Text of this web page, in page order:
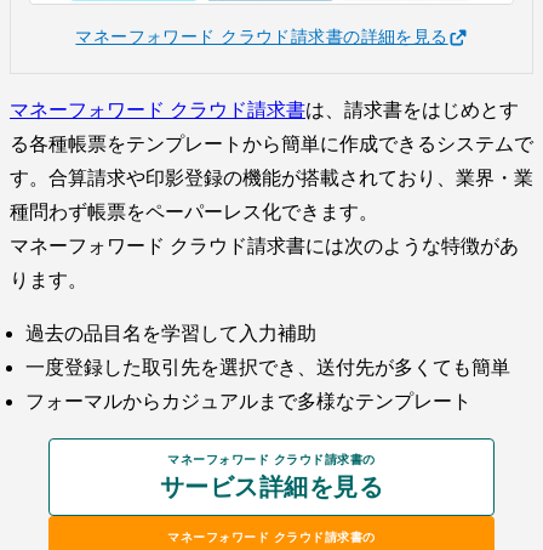
マネーフォワード クラウド請求書の詳細を見る
マネーフォワード クラウド請求書は、請求書をはじめとす
る各種帳票をテンプレートから簡単に作成できるシステムで
す。合算請求や印影登録の機能が搭載されており、業界・業
種問わず帳票をペーパーレス化できます。
マネーフォワード クラウド請求書には次のような特徴があ
ります。
過去の品目名を学習して入力補助
一度登録した取引先を選択でき、送付先が多くても簡単
フォーマルからカジュアルまで多様なテンプレート
マネーフォワード クラウド請求書の
サービス詳細を見る
マネーフォワード クラウド請求書の